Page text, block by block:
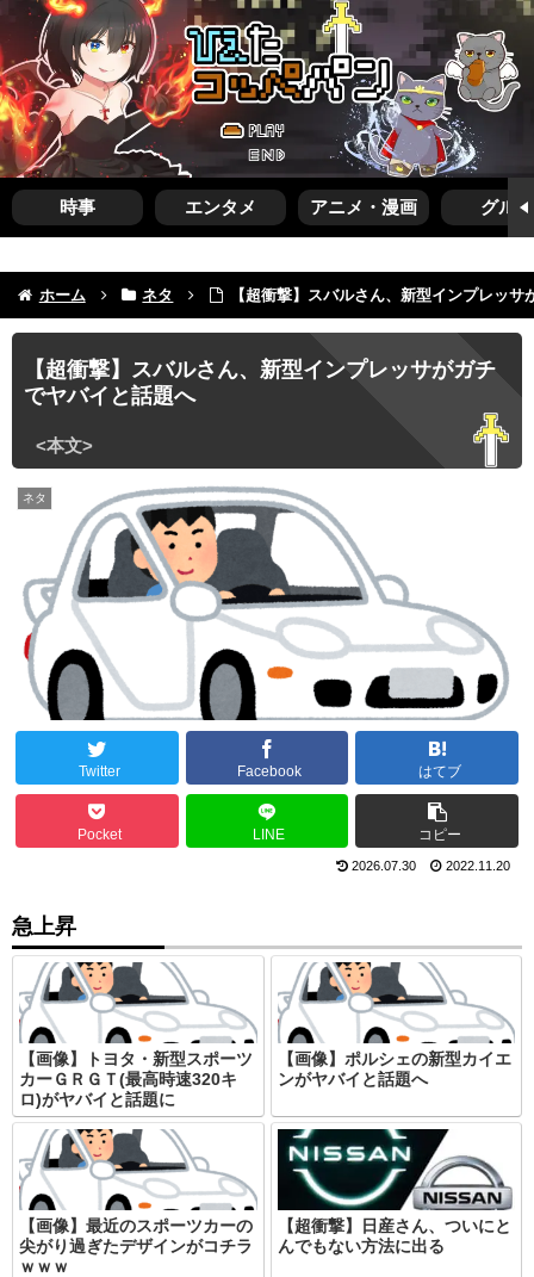
時事 エンタメ アニメ・漫画 グルメ
ホーム ネタ 【超衝撃】スバルさん、新型インプレッ
【超衝撃】スバルさん、新型インプレッサがガチ
でヤバイと話題へ
ネタ
Twitter Facebook はてブ
Pocket LINE コピー
2026.07.30 2022.11.20
急上昇
【画像】トヨタ・新型スポーツ
カーＧＲＧＴ(最高時速320キ
ロ)がヤバイと話題に
【画像】ポルシェの新型カイエ
ンがヤバイと話題へ
【画像】最近のスポーツカーの
尖がり過ぎたデザインがコチラ
ｗｗｗ
【超衝撃】日産さん、ついにと
んでもない方法に出る